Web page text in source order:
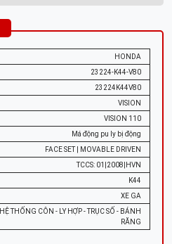
HONDA
23224-K44-V80
23224K44V80
VISION
VISION 110
Má động pu ly bị động
FACE SET | MOVABLE DRIVEN
TCCS: 01|2008|HVN
K44
XE GA
HỆ THỐNG CÔN - LY HỢP - TRỤC SỐ - BÁNH
RĂNG